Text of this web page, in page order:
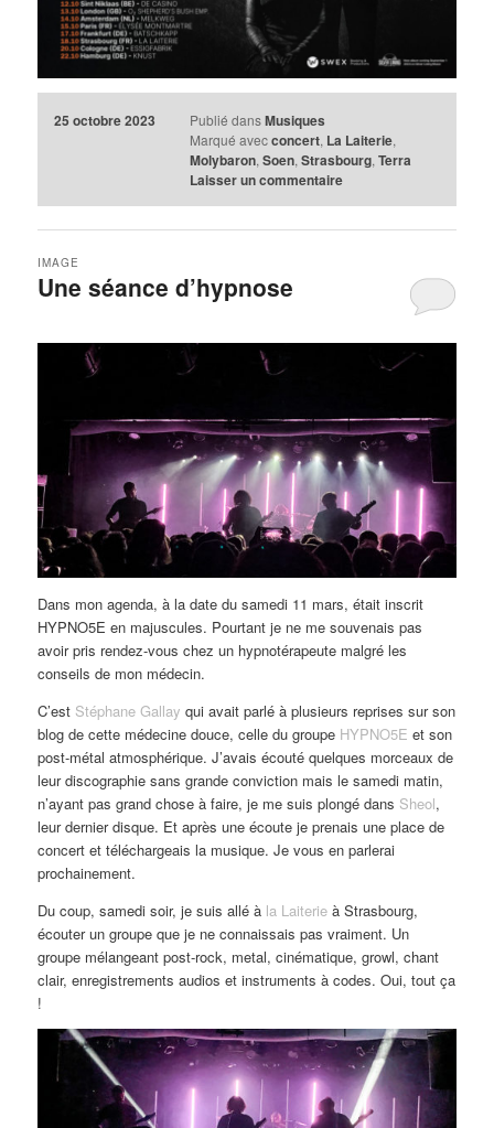
25 octobre 2023 Publié dans Musiques
Marqué avec concert, La Laiterie,
Molybaron, Soen, Strasbourg, Terra
Laisser un commentaire
Une séance d’hypnose
IMAGE
Dans mon agenda, à la date du samedi 11 mars, était inscrit
HYPNO5E en majuscules. Pourtant je ne me souvenais pas
avoir pris rendez-vous chez un hypnotérapeute malgré les
conseils de mon médecin.
C’est Stéphane Gallay qui avait parlé à plusieurs reprises sur son
blog de cette médecine douce, celle du groupe HYPNO5E et son
post-métal atmosphérique. J’avais écouté quelques morceaux de
leur discographie sans grande conviction mais le samedi matin,
n’ayant pas grand chose à faire, je me suis plongé dans Sheol,
leur dernier disque. Et après une écoute je prenais une place de
concert et téléchargeais la musique. Je vous en parlerai
prochainement.
Du coup, samedi soir, je suis allé à la Laiterie à Strasbourg,
écouter un groupe que je ne connaissais pas vraiment. Un
groupe mélangeant post-rock, metal, cinématique, growl, chant
clair, enregistrements audios et instruments à codes. Oui, tout ça
!